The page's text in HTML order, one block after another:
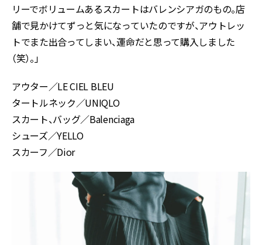
リーでボリュームあるスカートはバレンシアガのもの。店
舗で見かけてずっと気になっていたのですが、アウトレッ
トでまた出合ってしまい、運命だと思って購入しました
（笑）。」
アウター／LE CIEL BLEU
タートルネック／UNIQLO
スカート、バッグ／Balenciaga
シューズ／YELLO
スカーフ／Dior